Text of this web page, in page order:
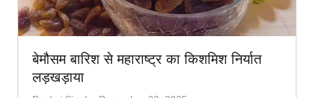
बेमौसम बारिश से महाराष्ट्र का किशमिश निर्यात
लड़खड़ाया